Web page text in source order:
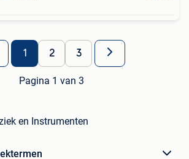
1 2 3
Pagina 1 van 3
en Instrumenten